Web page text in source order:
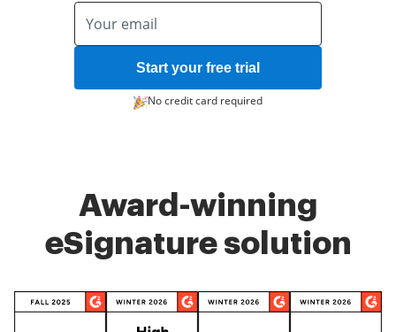
Start your free trial
No credit card required
Award-winning
eSignature solution